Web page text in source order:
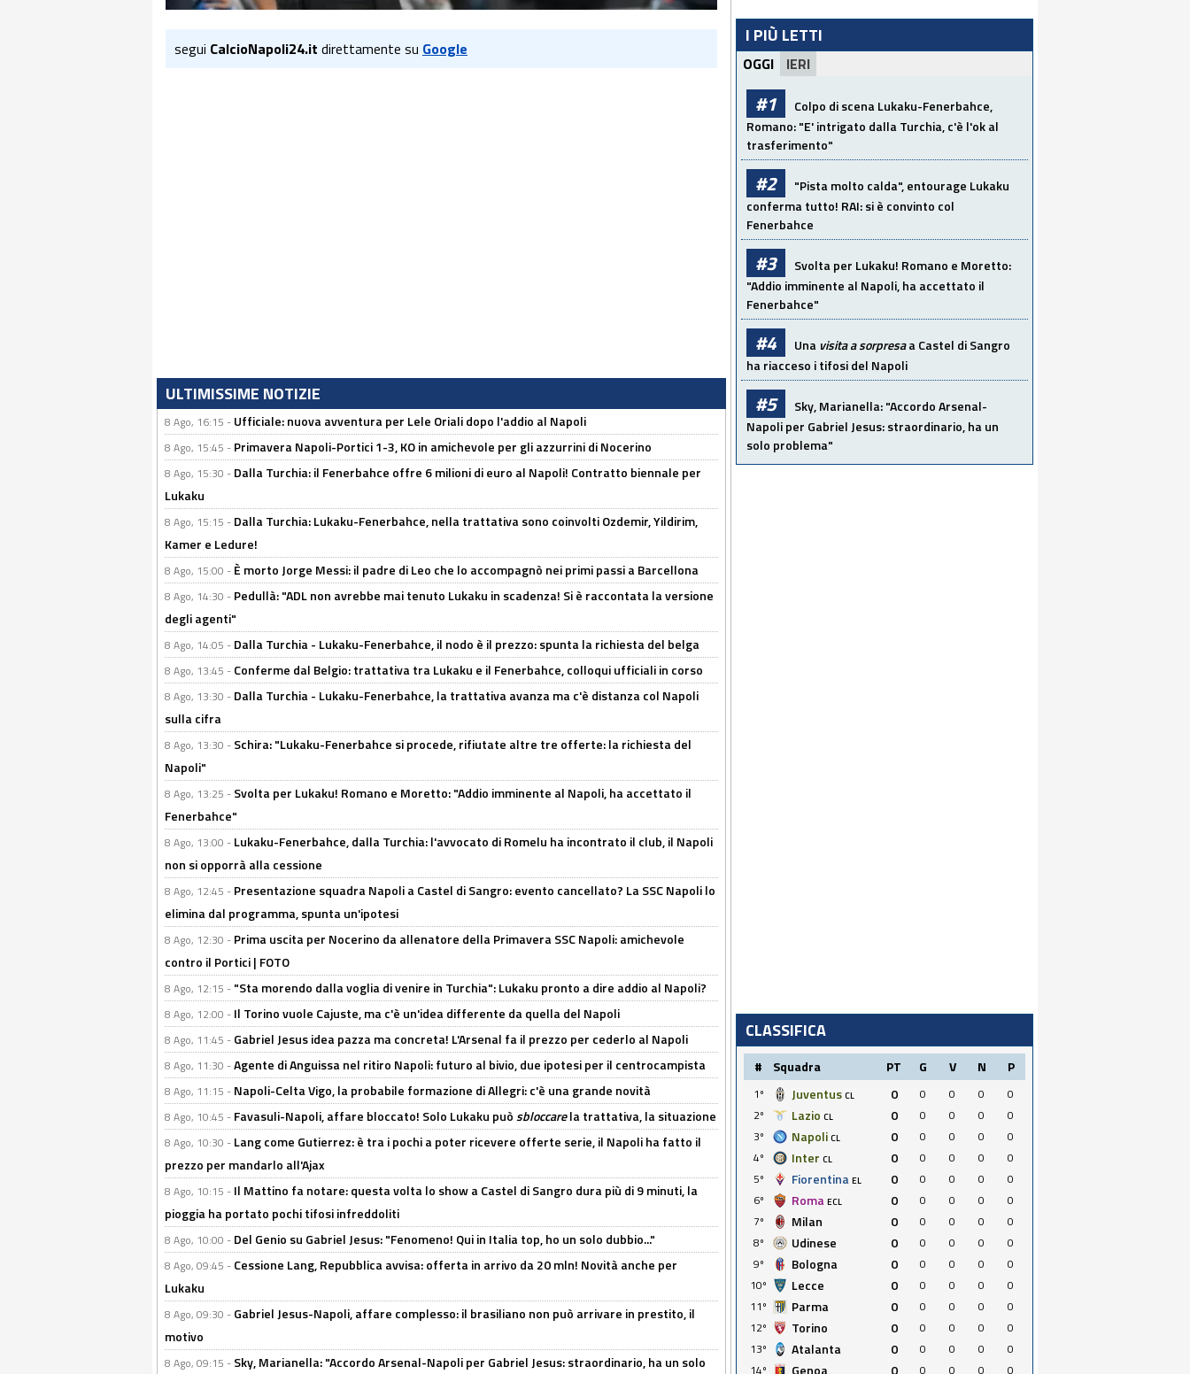
segui CalcioNapoli24.it direttamente su Google
ULTIMISSIME NOTIZIE
8 Ago, 16:15 - Ufficiale: nuova avventura per Lele Oriali dopo l'addio al Napoli
8 Ago, 15:45 - Primavera Napoli-Portici 1-3, KO in amichevole per gli azzurrini di Nocerino
8 Ago, 15:30 - Dalla Turchia: il Fenerbahce offre 6 milioni di euro al Napoli! Contratto biennale per
Lukaku
8 Ago, 15:15 - Dalla Turchia: Lukaku-Fenerbahce, nella trattativa sono coinvolti Ozdemir, Yildirim,
Kamer e Ledure!
8 Ago, 15:00 - È morto Jorge Messi: il padre di Leo che lo accompagnò nei primi passi a Barcellona
8 Ago, 14:30 - Pedullà: "ADL non avrebbe mai tenuto Lukaku in scadenza! Si è raccontata la versione
degli agenti"
8 Ago, 14:05 - Dalla Turchia - Lukaku-Fenerbahce, il nodo è il prezzo: spunta la richiesta del belga
8 Ago, 13:45 - Conferme dal Belgio: trattativa tra Lukaku e il Fenerbahce, colloqui ufficiali in corso
8 Ago, 13:30 - Dalla Turchia - Lukaku-Fenerbahce, la trattativa avanza ma c'è distanza col Napoli
sulla cifra
8 Ago, 13:30 - Schira: "Lukaku-Fenerbahce si procede, rifiutate altre tre offerte: la richiesta del
Napoli"
8 Ago, 13:25 - Svolta per Lukaku! Romano e Moretto: "Addio imminente al Napoli, ha accettato il
Fenerbahce"
8 Ago, 13:00 - Lukaku-Fenerbahce, dalla Turchia: l'avvocato di Romelu ha incontrato il club, il Napoli
non si opporrà alla cessione
8 Ago, 12:45 - Presentazione squadra Napoli a Castel di Sangro: evento cancellato? La SSC Napoli lo
elimina dal programma, spunta un'ipotesi
8 Ago, 12:30 - Prima uscita per Nocerino da allenatore della Primavera SSC Napoli: amichevole
contro il Portici | FOTO
8 Ago, 12:15 - "Sta morendo dalla voglia di venire in Turchia": Lukaku pronto a dire addio al Napoli?
8 Ago, 12:00 - Il Torino vuole Cajuste, ma c'è un'idea differente da quella del Napoli
8 Ago, 11:45 - Gabriel Jesus idea pazza ma concreta! L'Arsenal fa il prezzo per cederlo al Napoli
8 Ago, 11:30 -Agente di Anguissa nel ritiro Napoli: futuro al bivio, due ipotesi per il centrocampista
8 Ago, 11:15 - Napoli-Celta Vigo, la probabile formazione di Allegri: c'è una grande novità
8 Ago, 10:45 - Favasuli-Napoli, affare bloccato! Solo Lukaku puòsbloccarela trattativa, la situazione
8 Ago, 10:30 - Lang come Gutierrez: è tra i pochi a poter ricevere offerte serie, il Napoli ha fatto il
prezzo per mandarlo all'Ajax
8 Ago, 10:15 - Il Mattino fa notare: questa volta lo show a Castel di Sangro dura più di 9 minuti, la
pioggia ha portato pochi tifosi infreddoliti
8 Ago, 10:00 - Del Genio su Gabriel Jesus: "Fenomeno! Qui in Italia top, ho un solo dubbio..."
8 Ago, 09:45 - Cessione Lang, Repubblica avvisa: offerta in arrivo da 20 mln! Novità anche per
Lukaku
8 Ago, 09:30 - Gabriel Jesus-Napoli, affare complesso: il brasiliano non può arrivare in prestito, il
motivo
8 Ago, 09:15 - Sky, Marianella: "Accordo Arsenal-Napoli per Gabriel Jesus: straordinario, ha un solo
I PIÙ LETTI
OGGI IERI
#1
Colpo di scena Lukaku-Fenerbahce,
Romano: "E' intrigato dalla Turchia, c'è l'ok al
trasferimento"
#2
"Pista molto calda", entourage Lukaku
conferma tutto! RAI: si è convinto col
Fenerbahce
#3
Svolta per Lukaku! Romano e Moretto:
"Addio imminente al Napoli, ha accettato il
Fenerbahce"
#4 Una visita a sorpresaa Castel di Sangro
ha riacceso i tifosi del Napoli
#5
Sky, Marianella: "Accordo Arsenal-
Napoli per Gabriel Jesus: straordinario, ha un
solo problema"
CLASSIFICA
# Squadra PT G V N P
1º Juventus CL 0 0 0 0
0
2º
Lazio CL 0 0 0 0
0
3º
Napoli CL 0 0 0 0
0
4º
Inter CL 0 0 0 0
0
5º
Fiorentina EL 0 0 0 0
0
6º
Roma ECL 0 0 0 0
0
7º
Milan 0 0 0 0
0
8º
Udinese 0 0 0 0
0
9º
Bologna 0 0 0 0
0
10º
Lecce 0 0 0 0
0
11º
Parma 0 0 0 0
0
12º
Torino 0 0 0 0
0
13º
Atalanta 0 0 0 0
0
14º
Genoa 0 0 0 0 0